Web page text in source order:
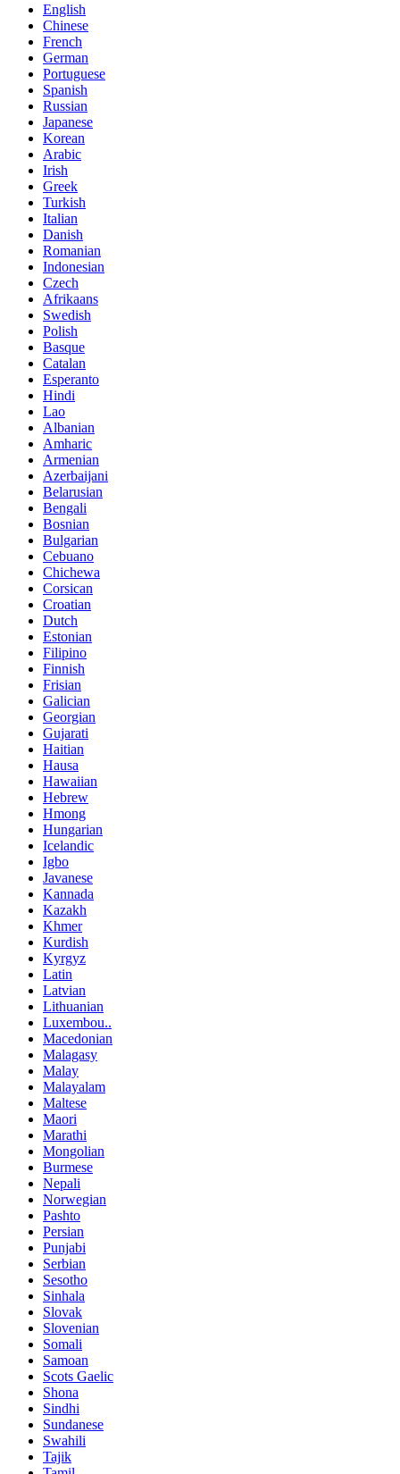
English
Chinese
French
German
Portuguese
Spanish
Russian
Japanese
Korean
Arabic
Irish
Greek
Turkish
Italian
Danish
Romanian
Indonesian
Czech
Afrikaans
Swedish
Polish
Basque
Catalan
Esperanto
Hindi
Lao
Albanian
Amharic
Armenian
Azerbaijani
Belarusian
Bengali
Bosnian
Bulgarian
Cebuano
Chichewa
Corsican
Croatian
Dutch
Estonian
Filipino
Finnish
Frisian
Galician
Georgian
Gujarati
Haitian
Hausa
Hawaiian
Hebrew
Hmong
Hungarian
Icelandic
Igbo
Javanese
Kannada
Kazakh
Khmer
Kurdish
Kyrgyz
Latin
Latvian
Lithuanian
Luxembou..
Macedonian
Malagasy
Malay
Malayalam
Maltese
Maori
Marathi
Mongolian
Burmese
Nepali
Norwegian
Pashto
Persian
Punjabi
Serbian
Sesotho
Sinhala
Slovak
Slovenian
Somali
Samoan
Scots Gaelic
Shona
Sindhi
Sundanese
Swahili
Tajik